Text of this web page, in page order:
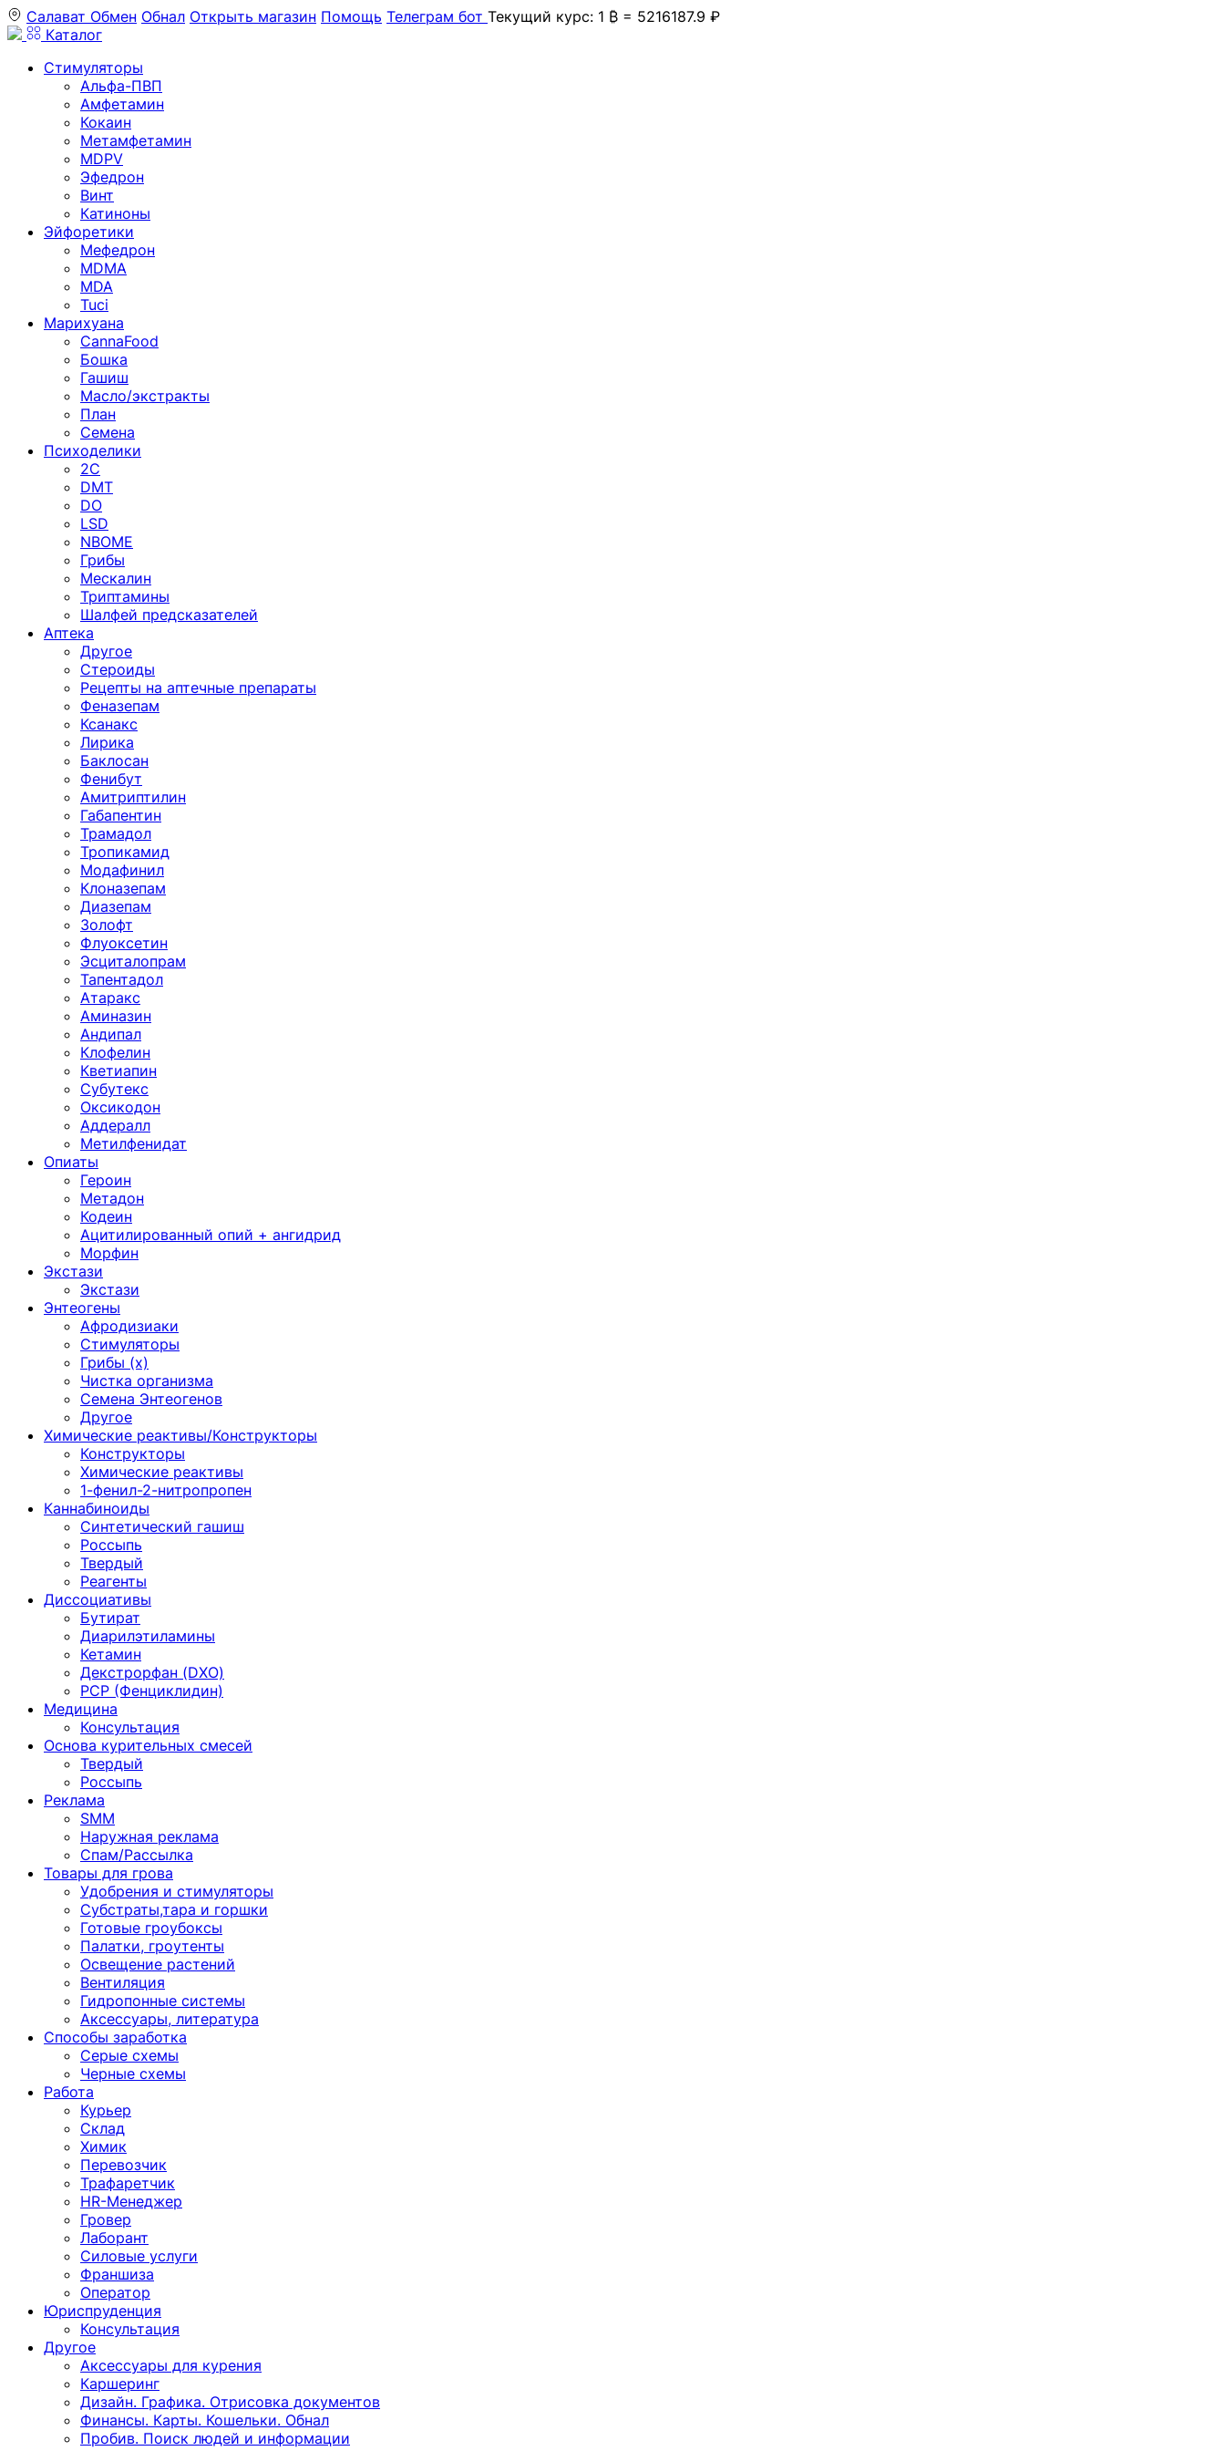
Салават Обмен Обнал Открыть магазин Помощь Телеграм бот Текущий курс: 1 ₿ = 5216187.9 ₽
Каталог
Стимуляторы
Альфа-ПВП
Амфетамин
Кокаин
Метамфетамин
MDPV
Эфедрон
Винт
Катиноны
Эйфоретики
Мефедрон
MDMA
MDA
Tuci
Марихуана
CannaFood
Бошка
Гашиш
Масло/экстракты
План
Семена
Психоделики
2C
DMT
DO
LSD
NBOME
Грибы
Мескалин
Триптамины
Шалфей предсказателей
Аптека
Другое
Стероиды
Рецепты на аптечные препараты
Феназепам
Ксанакс
Лирика
Баклосан
Фенибут
Амитриптилин
Габапентин
Трамадол
Тропикамид
Модафинил
Клоназепам
Диазепам
Золофт
Флуоксетин
Эсциталопрам
Тапентадол
Атаракс
Аминазин
Андипал
Клофелин
Кветиапин
Субутекс
Оксикодон
Аддералл
Метилфенидат
Опиаты
Героин
Метадон
Кодеин
Ацитилированный опий + ангидрид
Морфин
Экстази
Экстази
Энтеогены
Афродизиаки
Стимуляторы
Грибы (х)
Чистка организма
Семена Энтеогенов
Другое
Химические реактивы/Конструкторы
Конструкторы
Химические реактивы
1-фенил-2-нитропропен
Каннабиноиды
Синтетический гашиш
Россыпь
Твердый
Реагенты
Диссоциативы
Бутират
Диарилэтиламины
Кетамин
Декстрорфан (DXO)
PCP (Фенциклидин)
Медицина
Консультация
Основа курительных смесей
Твердый
Россыпь
Реклама
SMM
Наружная реклама
Спам/Рассылка
Товары для грова
Удобрения и стимуляторы
Субстраты,тара и горшки
Готовые гроубоксы
Палатки, гроутенты
Освещение растений
Вентиляция
Гидропонные системы
Аксессуары, литература
Способы заработка
Серые схемы
Черные схемы
Работа
Курьер
Склад
Химик
Перевозчик
Трафаретчик
HR-Менеджер
Гровер
Лаборант
Силовые услуги
Франшиза
Оператор
Юриспруденция
Консультация
Другoе
Аксессуары для курения
Каршеринг
Дизайн. Графика. Отрисовка документов
Финансы. Карты. Кошельки. Обнал
Пробив. Поиск людей и информации